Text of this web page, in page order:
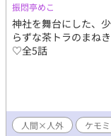
振悶亭めこ
神社を舞台にした、
らずな茶トラのまね
♡全5話
人間×人外 ケモ